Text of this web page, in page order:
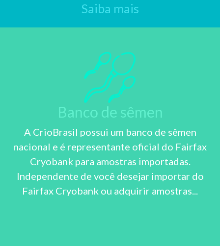
Saiba mais
Banco de sêmen
A CrioBrasil possui um banco de sêmen
nacional e é representante oficial do Fairfax
Cryobank para amostras importadas.
Independente de você desejar importar do
Fairfax Cryobank ou adquirir amostras...